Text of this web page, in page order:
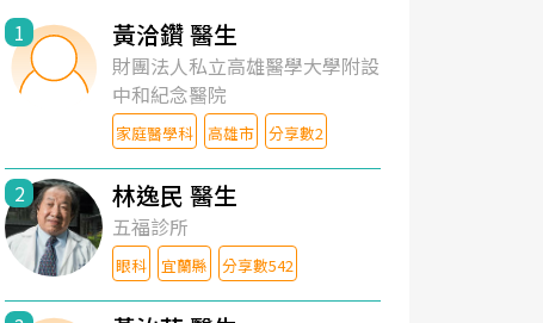
1 黃洽鑽 醫生
財團法人私立高雄醫學大學附設
中和紀念醫院
家庭醫學科 高雄市 分享數2
2 林逸民 醫生
五福診所
眼科 宜蘭縣 分享數542